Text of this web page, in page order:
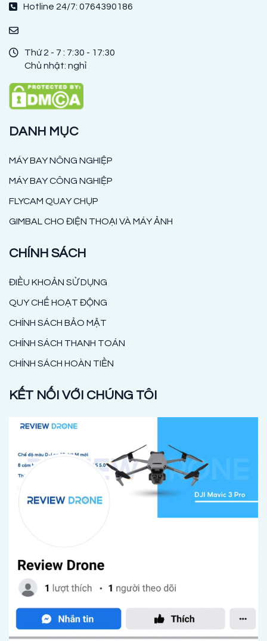
Hotline 24/7: 0764390186
Thứ 2 - 7 : 7:30 - 17:30
Chủ nhật: nghỉ
DANH MỤC
MÁY BAY NÔNG NGHIỆP
MÁY BAY CÔNG NGHIỆP
FLYCAM QUAY CHỤP
GIMBAL CHO ĐIỆN THOẠI VÀ MÁY ẢNH
CHÍNH SÁCH
ĐIỀU KHOẢN SỬ DỤNG
QUY CHẾ HOẠT ĐỘNG
CHÍNH SÁCH BẢO MẬT
CHÍNH SÁCH THANH TOÁN
CHÍNH SÁCH HOÀN TIỀN
KẾT NỐI VỚI CHÚNG TÔI